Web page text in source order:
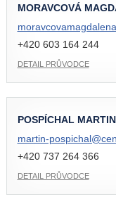
MORAVCOVÁ
+420 603 164 244
DETAIL PRŮVODCE
POSPÍCHAL MARTIN
martin-pospichal@
+420 737 264 366
DETAIL PRŮVODCE